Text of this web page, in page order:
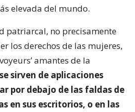
elevada del mundo.
patriarcal, no precisamente
los derechos de las mujeres,
amantes de la
sirven de aplicaciones
por debajo de las faldas de
en sus escritorios, o en las